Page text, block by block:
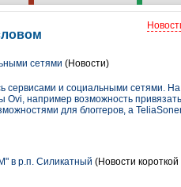
сетями (Новости)
сервисами и социальными сетями.
например возможность
для блоггеров, а
в р.п. Силикатный (Новости короткой